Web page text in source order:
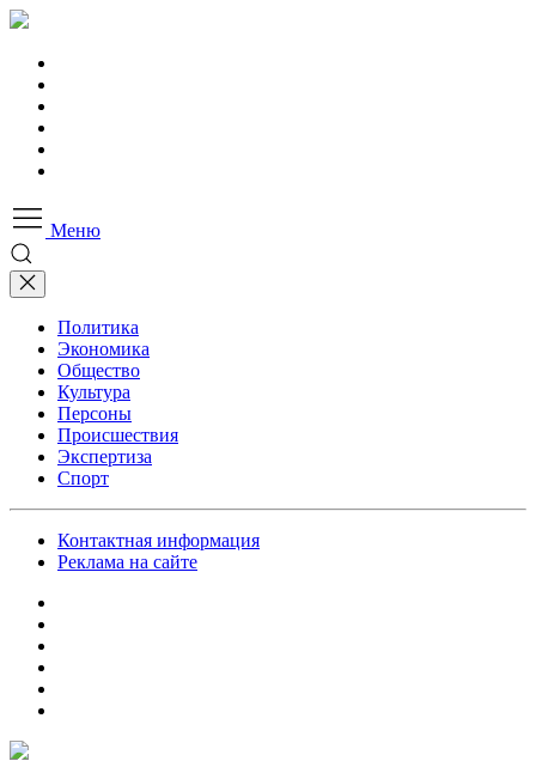
Меню
Политика
Экономика
Общество
Культура
Персоны
Происшествия
Экспертиза
Спорт
Контактная информация
Реклама на сайте